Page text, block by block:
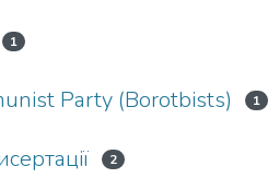
1
Party (Borotbists) 1
2